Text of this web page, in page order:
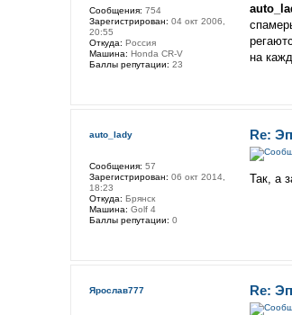
на
Сообщения: 754
Зарегистрирован: 04 окт 2006,
20:55
Откуда: Россия
Машина: Honda CR-V
Баллы репутации: 23
Re:
Так, а
auto_lady
Сообщения: 57
Зарегистрирован: 06 окт 2014,
18:23
Откуда: Брянск
Машина: Golf 4
Баллы репутации: 0
Re:
Ярослав777